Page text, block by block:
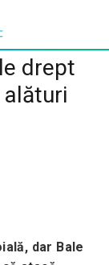
drept
dar Bale